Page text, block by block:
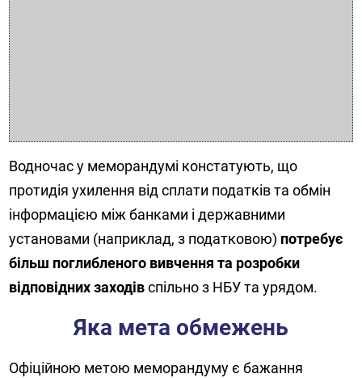
Водночас у меморандумі констатують, що
протидія ухилення від сплати податків та обмін
інформацією між банками і державними
установами (наприклад, з податковою) потребує
більш поглибленого вивчення та розробки
відповідних заходівспільно з НБУ та урядом.
Яка мета обмежень
Офіційною метою меморандуму є бажання